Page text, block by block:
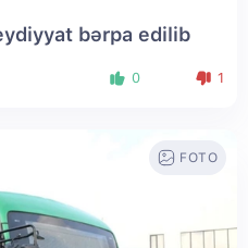
bərpa edilib
0 1
FOTO